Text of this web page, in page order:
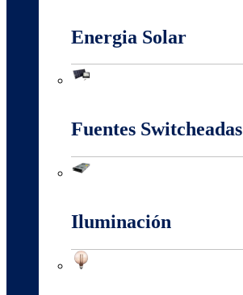
Energia Solar
Fuentes Switcheadas
Iluminación